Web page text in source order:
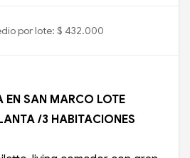
por lote: $ 432.000
SAN MARCO LOTE
/3 HABITACIONES